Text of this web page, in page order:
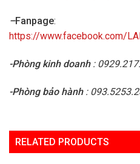
–Fanpage:
https://www.facebook.com/
-Phòng kinh doanh:
-Phòng bảo hành:
RELATED PRODUCTS